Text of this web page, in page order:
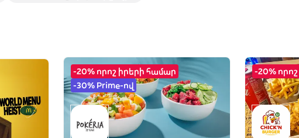
-20% որոշ իրերի համար
-30% Prime-ով
-20%